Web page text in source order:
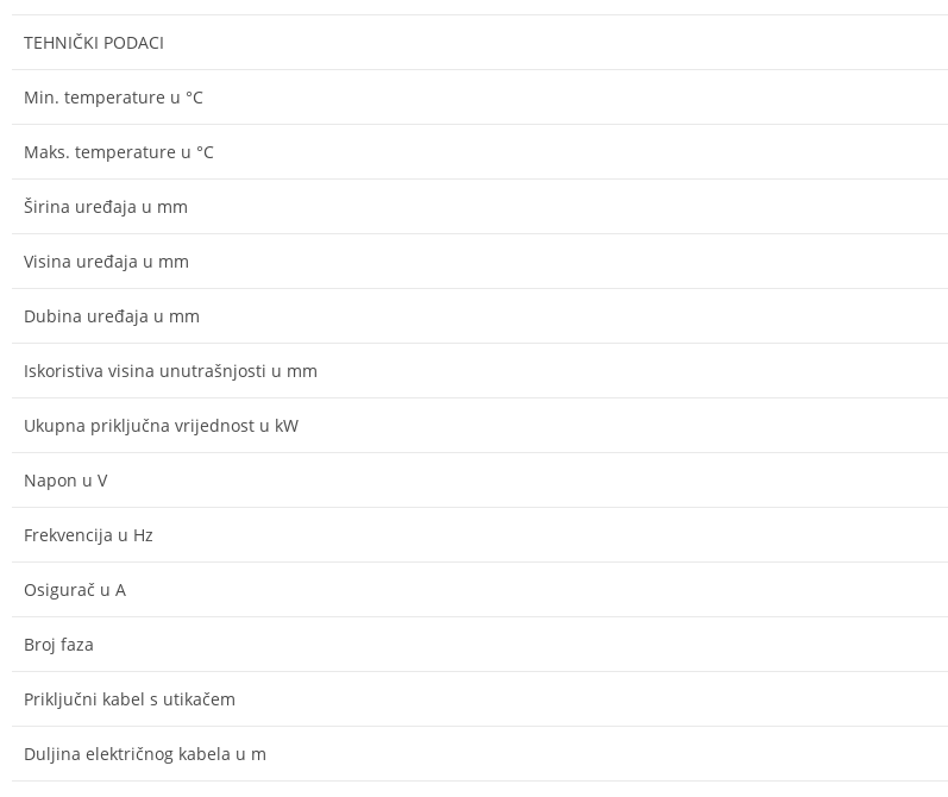
TEHNIČKI PODACI
Min. temperature u °C
Maks. temperature u °C
Širina uređaja u mm
Visina uređaja u mm
Dubina uređaja u mm
Iskoristiva visina unutrašnjosti u mm
Ukupna priključna vrijednost u kW
Napon u V
Frekvencija u Hz
Osigurač u A
Broj faza
Priključni kabel s utikačem
Duljina električnog kabela u m